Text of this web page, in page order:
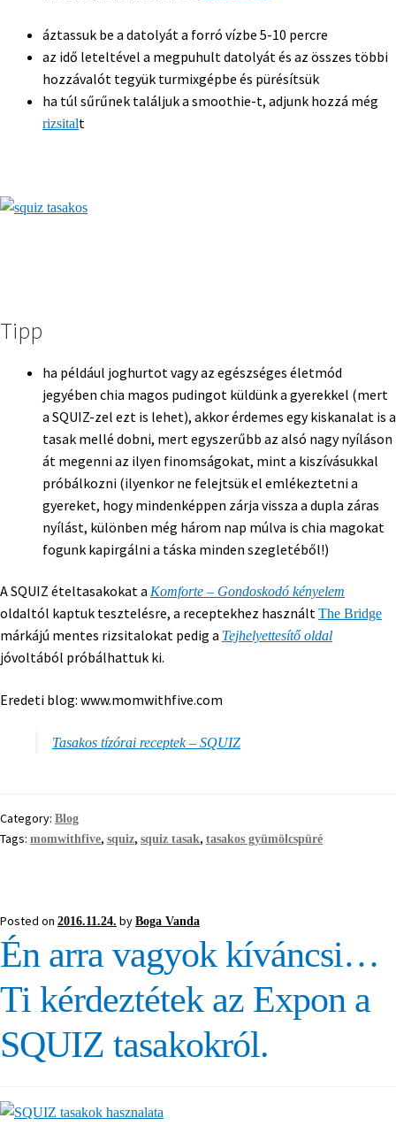
áztassuk be a datolyát a forró vízbe 5-10 percre
az idő leteltével a megpuhult datolyát és az összes többi
hozzávalót tegyük turmixgépbe és pürésítsük
ha túl sűrűnek találjuk a smoothie-t, adjunk hozzá még
rizsitalt
Tipp
ha például joghurtot vagy az egészséges életmód
jegyében chia magos pudingot küldünk a gyerekkel (mert
a SQUIZ-zel ezt is lehet), akkor érdemes egy kiskanalat is a
tasak mellé dobni, mert egyszerűbb az alsó nagy nyíláson
át megenni az ilyen finomságokat, mint a kiszívásukkal
próbálkozni (ilyenkor ne felejtsük el emlékeztetni a
gyereket, hogy mindenképpen zárja vissza a dupla záras
nyílást, különben még három nap múlva is chia magokat
fogunk kapirgálni a táska minden szegletéből!)
A SQUIZ ételtasakokat a Komforte – Gondoskodó kényelem
oldaltól kaptuk tesztelésre, a receptekhez használtThe Bridge
márkájú mentes rizsitalokat pedig a Tejhelyettesítő oldal
jóvoltából próbálhattuk ki.
Eredeti blog: www.momwithfive.com
Tasakos tízórai receptek – SQUIZ
Category: Blog
Tags: momwithfive, squiz, squiz tasak, tasakos gyümölcspüré
Posted on 2016.11.24. by Boga Vanda
Én arra vagyok kíváncsi…
Ti kérdeztétek az Expon a
SQUIZ tasakokról.